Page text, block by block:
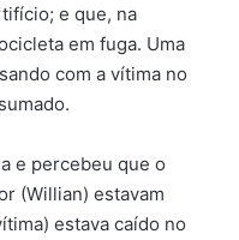
e que, na
em fuga. Uma
com a vítima no
e percebeu que o
(Willian) estavam
estava caído no